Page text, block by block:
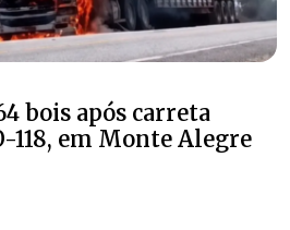
bois após carreta
118, em Monte Alegre